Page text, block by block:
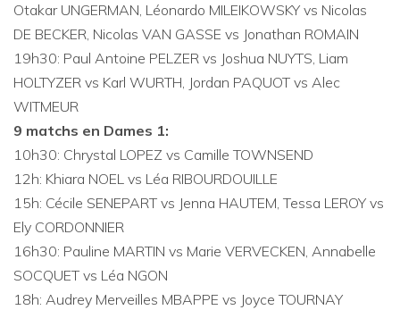
Otakar UNGERMAN, Léonardo MILEIKOWSKY vs Nicolas
DE BECKER, Nicolas VAN GASSE vs Jonathan ROMAIN
19h30: Paul Antoine PELZER vs Joshua NUYTS, Liam
HOLTYZER vs Karl WURTH, Jordan PAQUOT vs Alec
WITMEUR
9 matchs en Dames 1:
10h30: Chrystal LOPEZ vs Camille TOWNSEND
12h: Khiara NOEL vs Léa RIBOURDOUILLE
15h: Cécile SENEPART vs Jenna HAUTEM, Tessa LEROY vs
Ely CORDONNIER
16h30: Pauline MARTIN vs Marie VERVECKEN, Annabelle
SOCQUET vs Léa NGON
18h: Audrey Merveilles MBAPPE vs Joyce TOURNAY